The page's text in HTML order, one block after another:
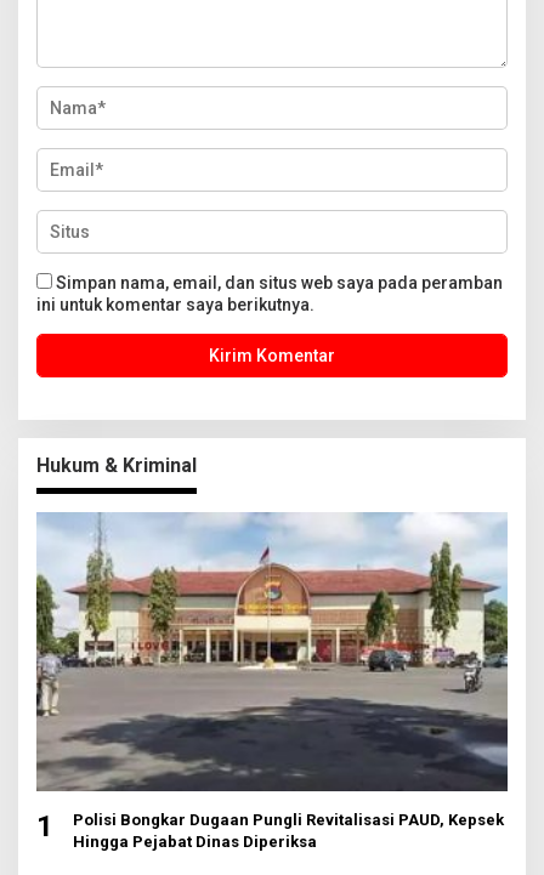
Simpan nama, email, dan situs web saya pada peramban
ini untuk komentar saya berikutnya.
Hukum & Kriminal
1
Polisi Bongkar Dugaan Pungli Revitalisasi PAUD, Kepsek
Hingga Pejabat Dinas Diperiksa